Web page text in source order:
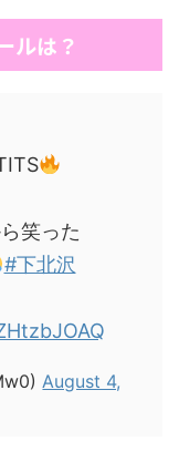
ルは？
笑った
#下北沢
August 4,